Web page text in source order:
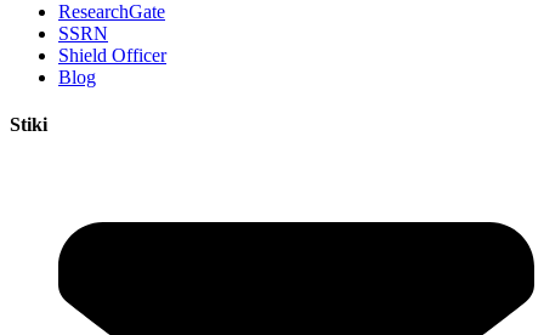
ResearchGate
SSRN
Shield Officer
Blog
Stiki